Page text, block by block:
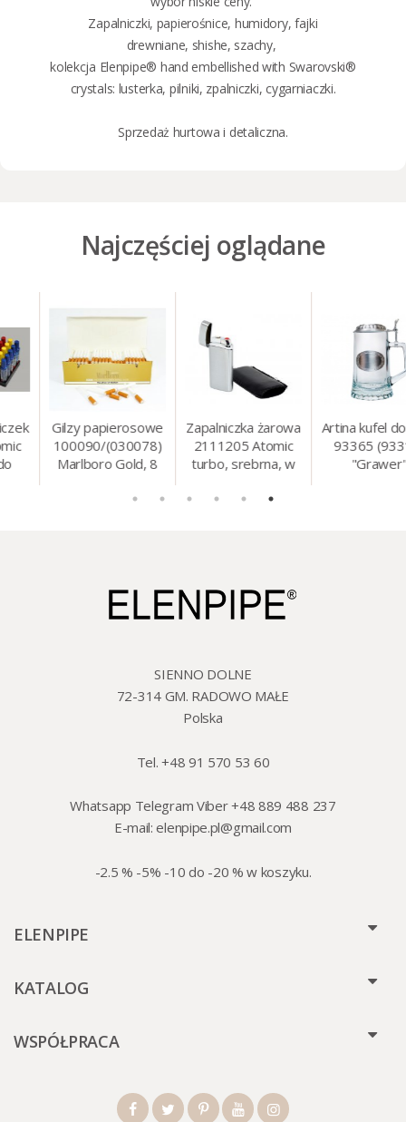
Zapalniczki, papierośnice, humidory,fajki
drewniane, shishe, szachy,
kolekcja Elenpipe® hand embellished with Swarovski®
crystals: lusterka, pilniki, zpalniczki, cygarniaczki.
Sprzedaż hurtowa i detaliczna.
Najczęściej oglądane
Gilzy papierosowe
100090/(030078)
Marlboro Gold, 8
mm, 200 szt./op.
Zapalniczka żarowa
2111205 Atomic
turbo, srebrna, w
Artina kufel do piwa
93365 (93314)
"Grawer"
szklo/cyna, 425 ml,
SIENNO DOLNE
72-314 GM. RADOWO MAŁE
Polska
Tel. +48 91 570 53 60
Whatsapp Telegram Viber +48 889 488 237
E-mail:elenpipe.pl@gmail.com
-2.5 % -5% -10 do -20 % w koszyku.
ELENPIPE
KATALOG
WSPÓŁPRACA